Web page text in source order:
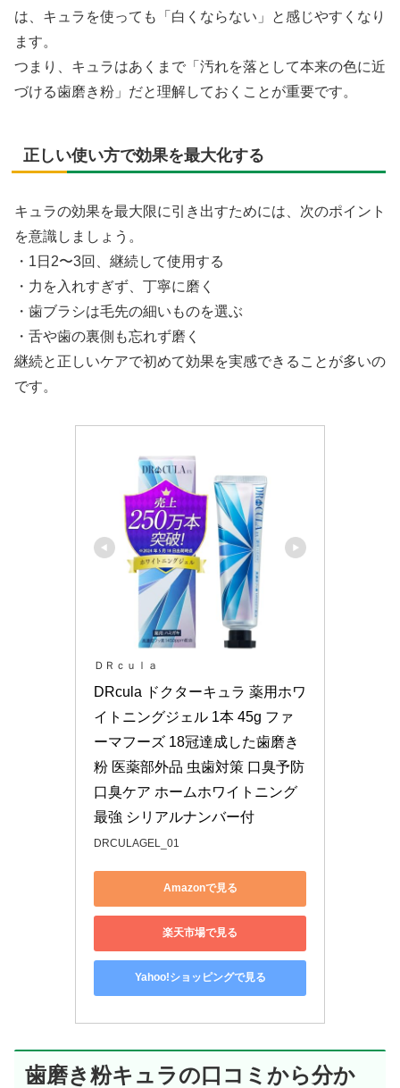
は、キュラを使っても「白くならない」と感じやすくなり
ます。
つまり、キュラはあくまで「汚れを落として本来の色に近
づける歯磨き粉」だと理解しておくことが重要です。
正しい使い方で効果を最大化する
キュラの効果を最大限に引き出すためには、次のポイント
を意識しましょう。
・1日2〜3回、継続して使用する
・力を入れすぎず、丁寧に磨く
・歯ブラシは毛先の細いものを選ぶ
・舌や歯の裏側も忘れず磨く
継続と正しいケアで初めて効果を実感できることが多いの
です。
ＤＲｃｕｌａ
DRcula ドクターキュラ 薬用ホワ
イトニングジェル 1本 45g ファ
ーマフーズ 18冠達成した歯磨き
粉 医薬部外品 虫歯対策 口臭予防
口臭ケア ホームホワイトニング
最強 シリアルナンバー付
DRCULAGEL_01
Amazonで見る
楽天市場で見る
Yahoo!ショッピングで見る
歯磨き粉キュラの口コミから分か